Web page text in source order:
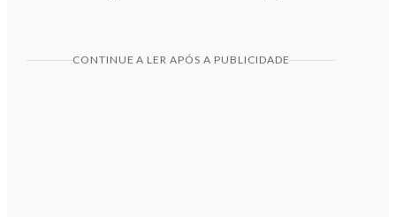
CONTINUE A LER APÓS A PUBLICIDADE